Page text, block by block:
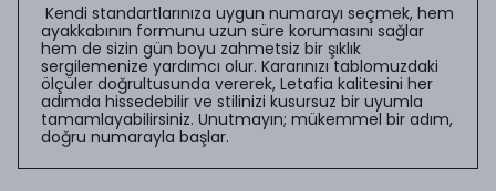
Kendi standartlarınıza uygun numarayı seçmek, hem
ayakkabının formunu uzun süre korumasını sağlar
hem de sizin gün boyu zahmetsiz bir şıklık
sergilemenize yardımcı olur. Kararınızı tablomuzdaki
ölçüler doğrultusunda vererek, Letafia kalitesini her
adımda hissedebilir ve stilinizi kusursuz bir uyumla
tamamlayabilirsiniz. Unutmayın; mükemmel bir adım,
doğru numarayla başlar.